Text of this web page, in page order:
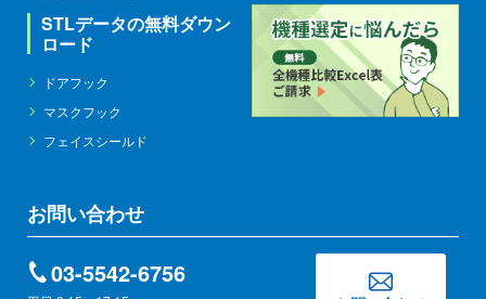
STLデータの無料ダウン
ロード
ドアフック
マスクフック
フェイスシールド
お問い合わせ
03-5542-6756